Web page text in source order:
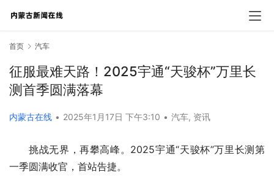
首页 汽车
征服最难天路！2025宇通“天骏杯”万里长
测首季圆满落幕
内蒙古在线 • 2025年1月17日 下午3:10 • 汽车, 资讯
挑战无界，再攀高峰。2025宇通“天骏杯”万里长测第
一季圆满收官，首站告捷。